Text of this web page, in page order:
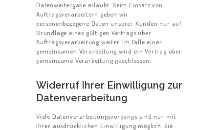
Datenweitergabe erlaubt. Beim Einsatz von
Auftragsverarbeitern geben wir
personenbezogene Daten unserer Kunden nur auf
Grundlage eines gültigen Vertrags über
Auftragsverarbeitung weiter. Im Falle einer
gemeinsamen Verarbeitung wird ein Vertrag über
gemeinsame Verarbeitung geschlossen.
Widerruf Ihrer Einwilligung zur
Datenverarbeitung
Viele Datenverarbeitungsvorgänge sind nur mit
Ihrer ausdrücklichen Einwilligung möglich. Sie